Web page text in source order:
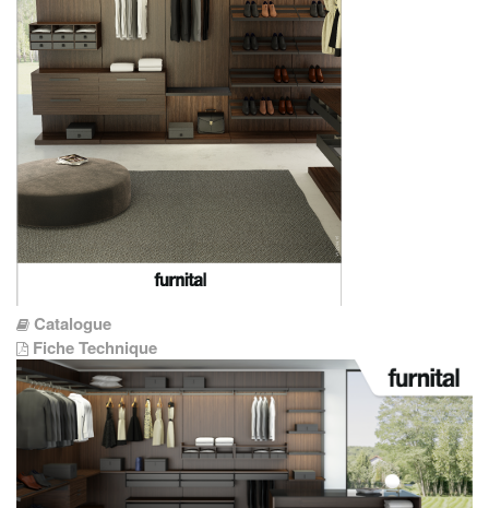
Catalogue
Fiche Technique